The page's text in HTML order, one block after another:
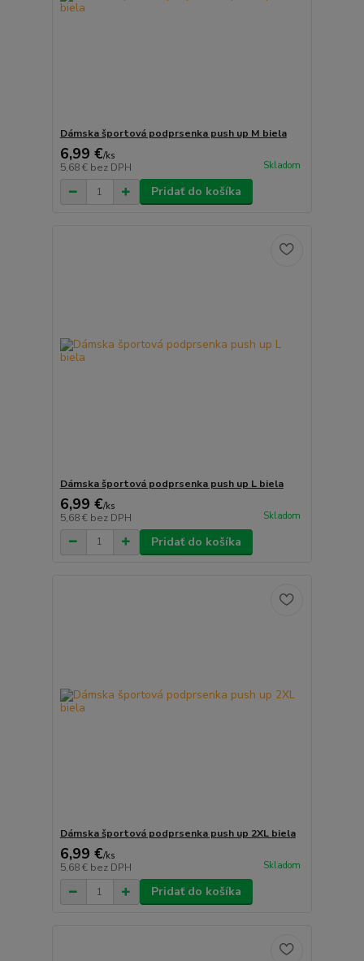
Dámska športová podprsenka push up M biela
6,99 €/ks
5,68 € bez DPH Skladom
Pridať do košíka
Dámska športová podprsenka push up L biela
6,99 €/ks
5,68 € bez DPH Skladom
Pridať do košíka
Dámska športová podprsenka push up 2XL biela
6,99 €/ks
5,68 € bez DPH Skladom
Pridať do košíka